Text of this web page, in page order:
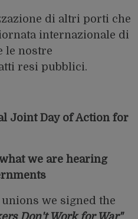
di altri porti che
internazionale di
le nostre
resi pubblici.
Joint Day of Action for
we are hearing
we signed the
Don't Work for War"